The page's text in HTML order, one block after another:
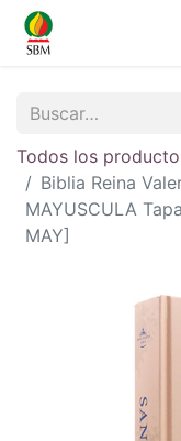
Todos los
Biblia Reina
MAYUSCULA
MAY]